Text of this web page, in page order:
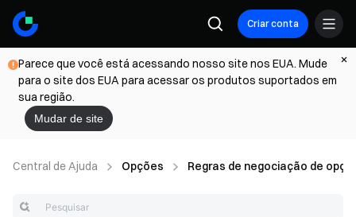
Criar conta
Parece que você está acessando nosso site nos EUA. Mude
para o site dos EUA para acessar os produtos suportados em
sua região.
Mudar de site
Central de Ajuda Opções Regras de negociação de